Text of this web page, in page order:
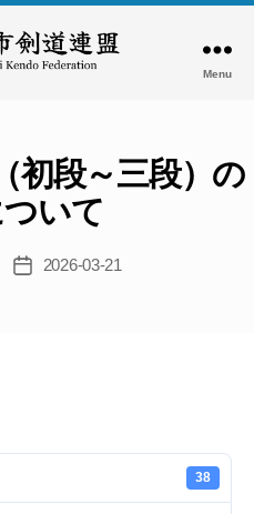
剣
道
連
Menu
初段～三段）の
いて
Post2026-03-21
38